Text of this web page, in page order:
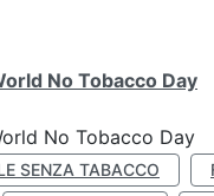
No Tobacco Day
No Tobacco Day
SENZA TABACCO